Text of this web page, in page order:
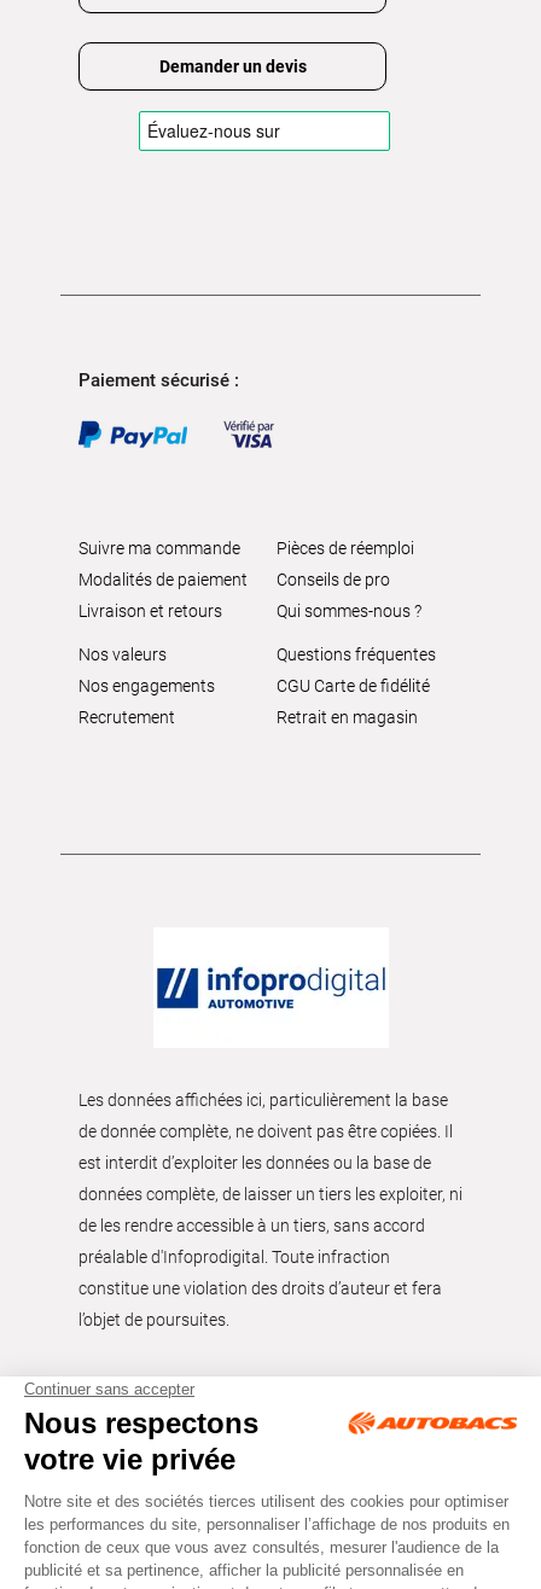
Demander un devis
Paiement sécurisé :
Suivre ma commande
Modalités de paiement
Livraison et retours
Pièces de réemploi
Conseils de pro
Qui sommes-nous ?
Nos valeurs
Nos engagements
Recrutement
Questions fréquentes
CGU Carte de fidélité
Retrait en magasin
Les données affichées ici, particulièrement la base
de donnée complète, ne doivent pas être copiées. Il
est interdit d’exploiter les données ou la base de
données complète, de laisser un tiers les exploiter, ni
de les rendre accessible à un tiers, sans accord
préalable d'Infoprodigital. Toute infraction
constitue une violation des droits d’auteur et fera
l’objet de poursuites.
Tous droits réservés © Autobacs